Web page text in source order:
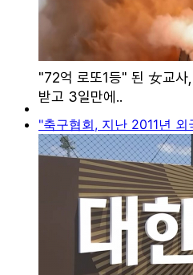
"축구협회, 지난 2011년